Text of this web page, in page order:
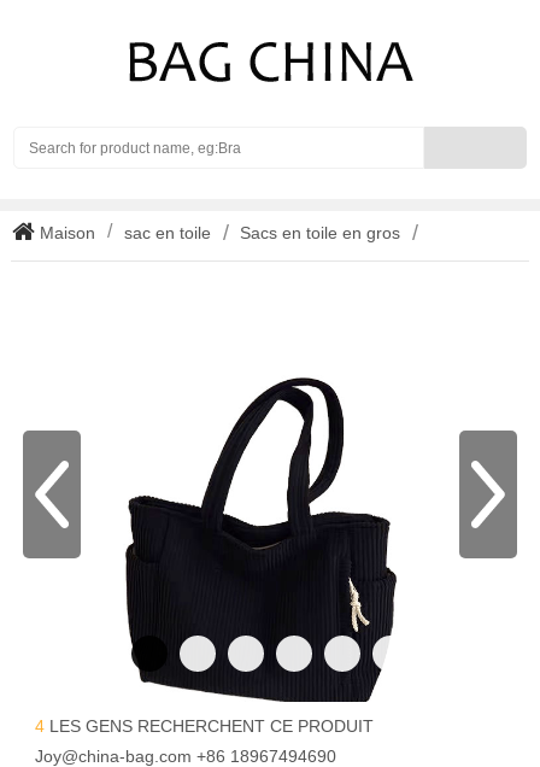
Maison sac en toile Sacs en toile en gros
4 LES GENS RECHERCHENT CE PRODUIT
Joy@china-bag.com +86 18967494690